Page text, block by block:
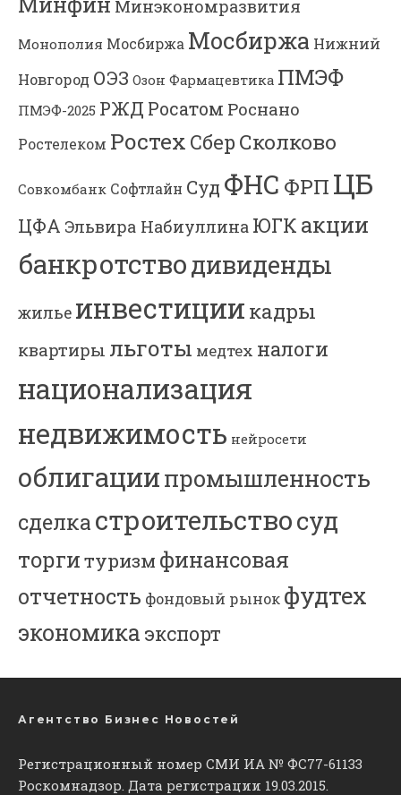
Минэкономразвития
Монополия Мосбиржа Мосбиржа Нижний
Новгород ОЭЗ Озон Фармацевтика ПМЭФ
ПМЭФ-2025 РЖД Росатом Роснано
Ростелеком Ростех Сбер Сколково
Совкомбанк Софтлайн Суд ФНС ФРП ЦБ
ЦФА Эльвира Набиуллина ЮГК акции
банкротстводивиденды
жилье инвестиции кадры
квартиры льготы медтех налоги
национализация
недвижимость нейросети
облигациипромышленность
сделкастроительствосуд
торгитуризм финансовая
отчетность фондовый рынок фудтех
экономика экспорт
Агентство Бизнес Новостей
Регистрационный номер СМИ ИА № ФС77-61133
Роскомнадзор. Дата регистрации 19.03.2015.